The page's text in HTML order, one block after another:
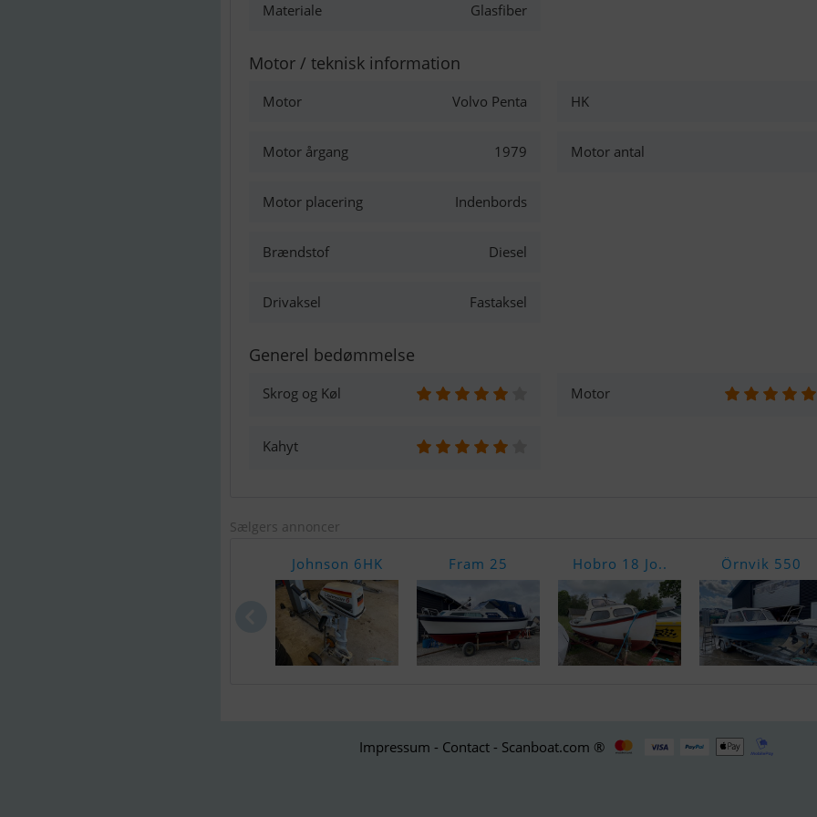
Materiale Glasfiber
Motor / teknisk information
Motor Volvo Penta HK
Motor årgang 1979 Motor antal
Motor placering Indenbords
Brændstof Diesel
Drivaksel Fastaksel
Generel bedømmelse
Skrog og Køl Motor
Kahyt
Sælgers annoncer
Johnson 6HK Fram 25 Hobro 18 Jo.. Örnvik 550
Impressum - Contact - Scanboat.com ®